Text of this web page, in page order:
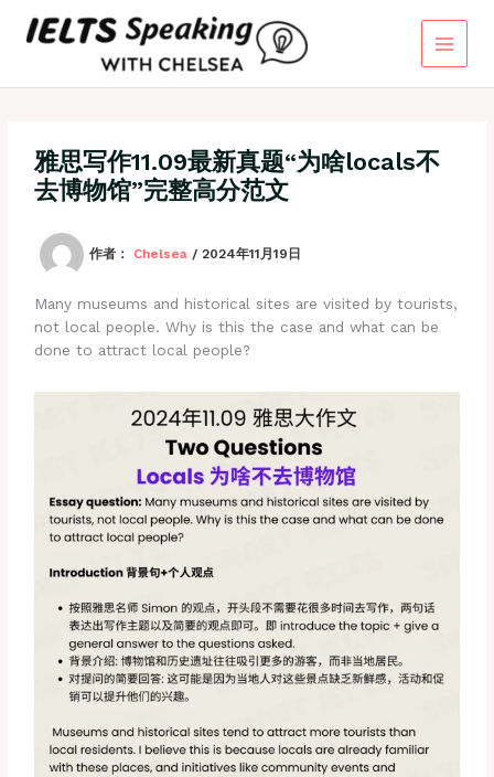
雅思写作11.09最新真题“为啥locals不
去博物馆”完整高分范文
作者： Chelsea / 2024年11月19日
Many museums and historical sites are visited by tourists,
not local people. Why is this the case and what can be
done to attract local people?